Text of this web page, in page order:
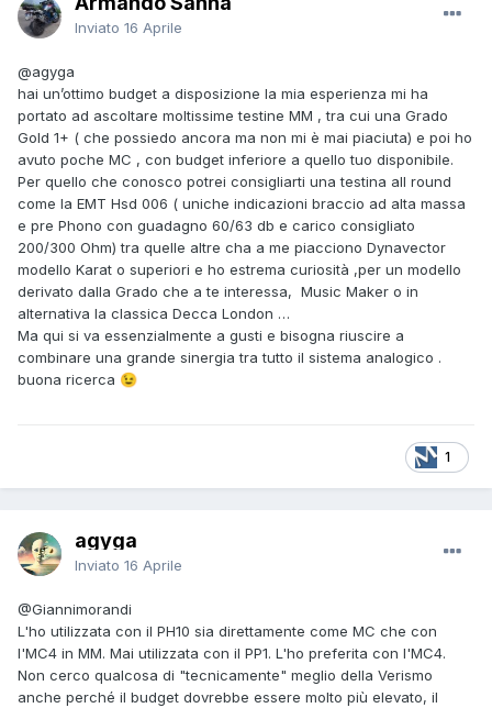
Inviato 16 Aprile
@agyga
hai un’ottimo budget a disposizione la mia esperienza mi ha
portato ad ascoltare moltissime testine MM , tra cui una Grado
Gold 1+ ( che possiedo ancora ma non mi è mai piaciuta) e poi ho
avuto poche MC , con budget inferiore a quello tuo disponibile.
Per quello che conosco potrei consigliarti una testina all round
come la EMT Hsd 006 ( uniche indicazioni braccio ad alta massa
e pre Phono con guadagno 60/63 db e carico consigliato
200/300 Ohm) tra quelle altre cha a me piacciono Dynavector
modello Karat o superiori e ho estrema curiosità ,per un modello
derivato dalla Grado che a te interessa, Music Maker o in
alternativa la classica Decca London …
Ma qui si va essenzialmente a gusti e bisogna riuscire a
combinare una grande sinergia tra tutto il sistema analogico .
buona ricerca 😉
1
agyga
Inviato 16 Aprile
@Giannimorandi
L'ho utilizzata con il PH10 sia direttamente come MC che con
l'MC4 in MM. Mai utilizzata con il PP1. L'ho preferita con l'MC4.
Non cerco qualcosa di "tecnicamente" meglio della Verismo
anche perché il budget dovrebbe essere molto più elevato, il